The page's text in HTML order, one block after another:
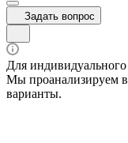
Задать вопрос
Для индивидуального
Мы проанализируем
варианты.